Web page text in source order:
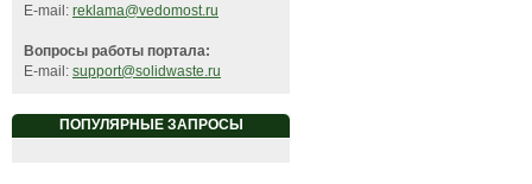
E-mail: reklama@vedomost.ru
Вопросы работы портала:
E-mail: support@solidwaste.ru
ПОПУЛЯРНЫЕ ЗАПРОСЫ